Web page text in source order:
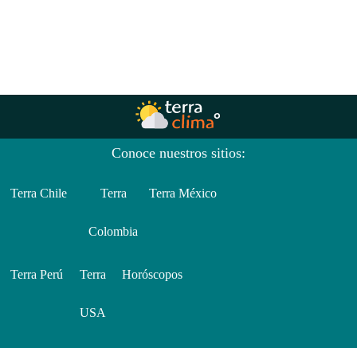
Conoce nuestros sitios:
Terra Chile Terra
Colombia
Terra México
Terra Perú Terra
USA
Horóscopos